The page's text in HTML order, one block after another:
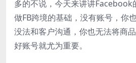
多的不说，今天来讲讲Facebook
做FB跨境的基础，没有账号，你
没法和客户沟通，你也无法将商
好账号就尤为重要。